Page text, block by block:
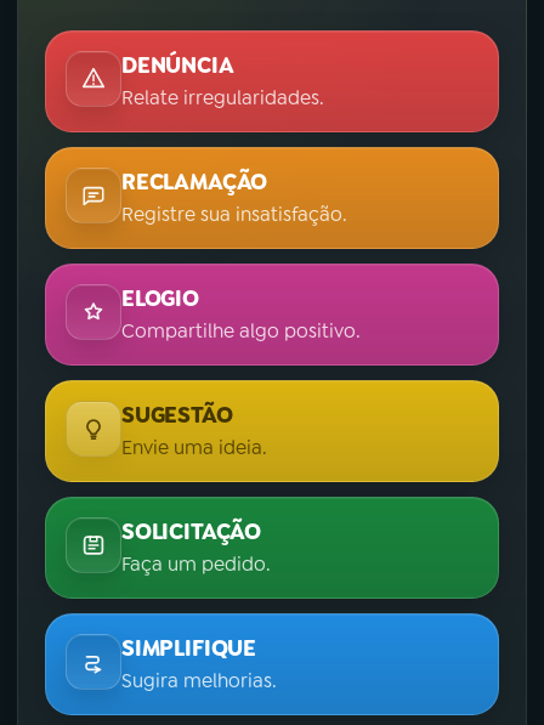
DENÚNCIA
Relate irregularidades.
RECLAMAÇÃO
Registre sua insatisfação.
ELOGIO
Compartilhe algo positivo.
SUGESTÃO
Envie uma ideia.
SOLICITAÇÃO
Faça um pedido.
SIMPLIFIQUE
Sugira melhorias.